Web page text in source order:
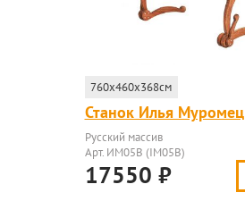
760x460x368см
Станок Илья Муромец
Русский массив
Арт. ИМ05В (IM05B)
17550 ₽